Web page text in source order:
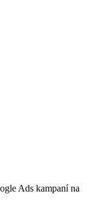
Ads kampaní na